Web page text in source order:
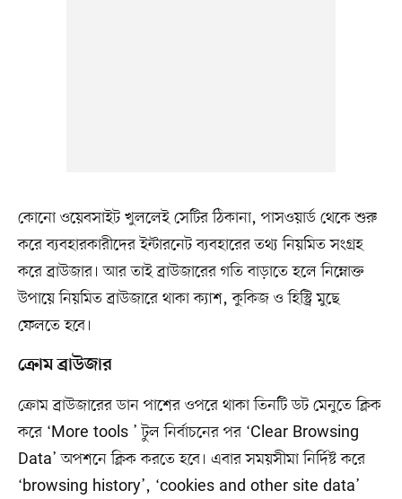
কোনো ওয়েবসাইট খুললেই সেটির ঠিকানা, পাসওয়ার্ড থেকে শুরু
করে ব্যবহারকারীদের ইন্টারনেট ব্যবহারের তথ্য নিয়মিত সংগ্রহ
করে ব্রাউজার। আর তাই ব্রাউজারের গতি বাড়াতে হলে নিম্নোক্ত
উপায়ে নিয়মিত ব্রাউজারে থাকা ক্যাশ, কুকিজ ও হিস্ট্রি মুছে
ফেলতে হবে।
ক্রোম ব্রাউজার
ক্রোম ব্রাউজারের ডান পাশের ওপরে থাকা তিনটি ডট মেনুতে ক্লিক
করে ‘More tools ’ টুল নির্বাচনের পর ‘Clear Browsing
Data’ অপশনে ক্লিক করতে হবে। এবার সময়সীমা নির্দিষ্ট করে
‘browsing history’, ‘cookies and other site data’